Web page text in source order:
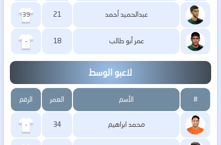
عبدالحميد أحمد 21
39
عمر أبو طالب 18
-
لاعبو الوسط
# الأسم العمر الرقم
محمد ابراهيم 34
-